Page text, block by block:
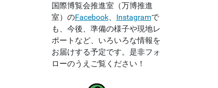
国際博覧会推進室（万博推進
室）のFacebook、 Instagramで
も、今後、準備の様子や現地レ
ポートなど、いろいろな情報を
お届けする予定です。是非フォ
ローのうえご覧ください！